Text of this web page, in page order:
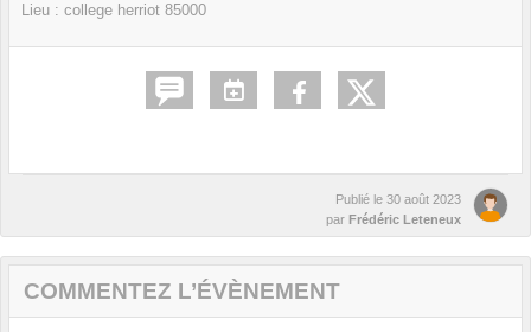
Lieu : college herriot 85000
Publié le 30 août 2023
par Frédéric Leteneux
COMMENTEZ L’ÉVÈNEMENT